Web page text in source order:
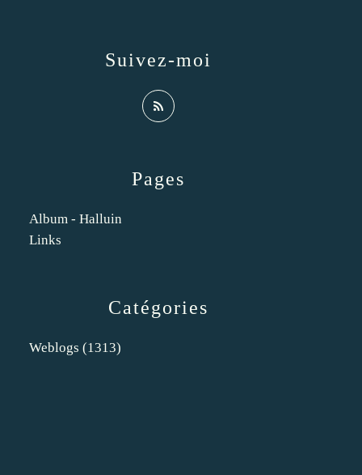
Catégories
Weblogs (1313)
Pages
Album - Halluin
Links
Suivez-moi